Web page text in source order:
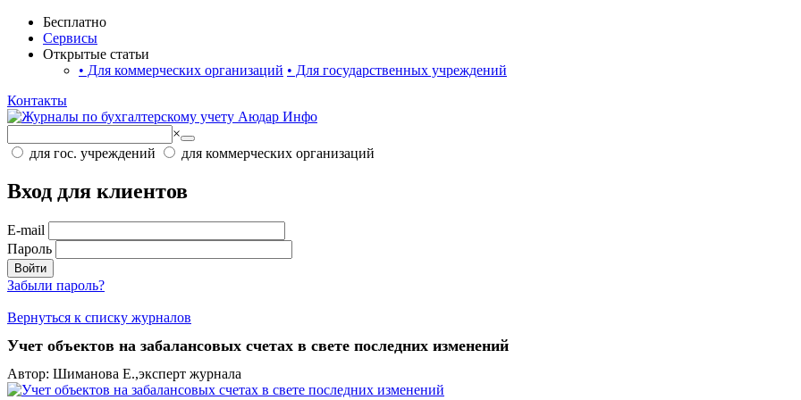
Бесплатно
Сервисы
Открытые статьи
• Для коммерческих организаций • Для государственных учреждений
Контакты
×
для гос. учреждений
для коммерческих организаций
Вход для клиентов
E-mail
Пароль
Войти
Забыли пароль?
Вернуться к списку журналов
Учет объектов на забалансовых счетах в свете последних изменений
Автор: Шиманова Е.,эксперт журнала